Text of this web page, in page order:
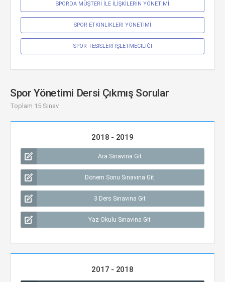
SPORDA MÜŞTERİ İLE İLİŞKİLERİN YÖNETİMİ
SPOR ETKİNLİKLERİ YÖNETİMİ
SPOR TESİSLERİ İŞLETMECİLİĞİ
Spor Yönetimi Dersi Çıkmış Sorular
Toplam 15 Sınav
2018 - 2019
Ara Sınavına Git
Dönem Sonu Sınavına Git
3 Ders Sınavına Git
Yaz Okulu Sınavına Git
2017 - 2018